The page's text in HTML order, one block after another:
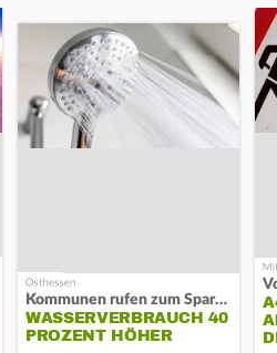
Kommunen rufen zum Sparen auf
WASSERVERBRAUCH 40
PROZENT HÖHER